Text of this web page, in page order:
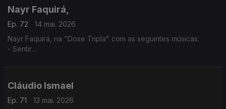
Nayr Faquirá,
Ep. 72
14 mai. 2026
Nayr Faquirá, na "Dose Tripla" com as seguintes músicas:
- Sentir
Cláudio Ismael
Ep. 71 13 mai. 2026